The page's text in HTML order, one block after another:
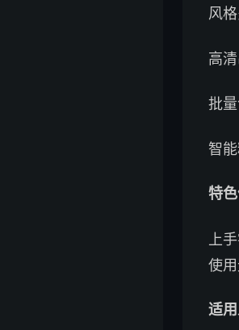
风
高
批
智
特
上
使
适